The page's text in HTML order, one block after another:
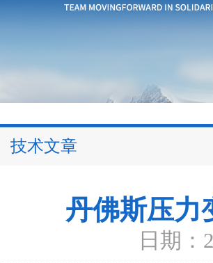
技术文章
丹佛斯压力
日期：